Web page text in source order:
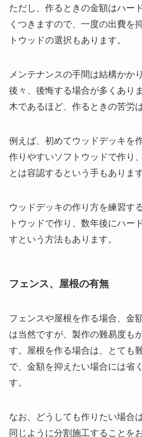
ただし、作るときの金額はハー
くつきますので、一度の出費を
トウッドの選択もあります。
メンテナンスの手間は結構かか
後々、後悔する場合が多くあり
木であるほど、作るときの苦労
例えば、初めてウッドデッキを
作りやすいソフトウッドで作り
とは容認するという手もあります
ウッドデッキの作り方を練習す
トウッドで作り、数年後にハー
すという方法もあります。
フェンス、屋根の有無
フェンスや屋根を作る場合、金
は当然ですが、製作の難易度も
す。屋根を作る場合は、とても
で、金額を抑えたい場合には省
す。
なお、どうしても作りたい場合
同じように分割施工することを